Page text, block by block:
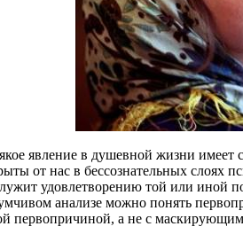
явление в душевной жизни
от нас в бессознательных слоях
удовлетворению той или иной
анализе можно понять
первопричиной, а не с